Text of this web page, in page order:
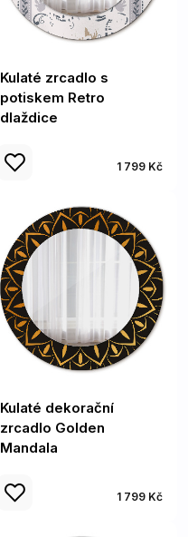
Kulaté zrcadlo s
potiskem Retro
dlaždice
1 799 Kč
Kulaté dekorační
zrcadlo Golden
Mandala
1 799 Kč